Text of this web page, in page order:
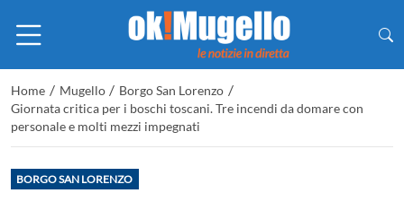
Home / Mugello / Borgo San Lorenzo /
Giornata critica per i boschi toscani. Tre incendi da domare con
personale e molti mezzi impegnati
BORGO SAN LORENZO